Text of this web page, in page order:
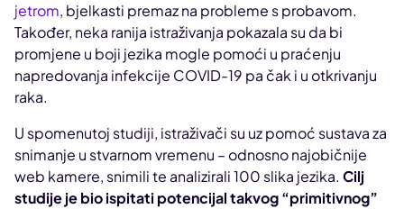
jetrom, bjelkasti premaz na probleme s probavom.
Također, neka ranija istraživanja pokazala su da bi
promjene u boji jezika mogle pomoći u praćenju
napredovanja infekcije COVID-19 pa čak i u otkrivanju
raka.
U spomenutoj studiji, istraživači su uz pomoć sustava za
snimanje u stvarnom vremenu – odnosno najobičnije
web kamere, snimili te analizirali 100 slika jezika. Cilj
studije je bio ispitati potencijal takvog “primitivnog”